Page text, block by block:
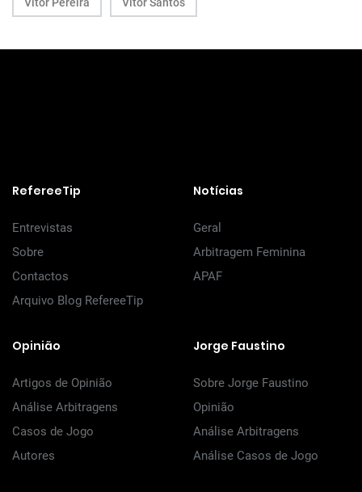
RefereeTip
Entrevistas
Sobre
Contactos
Arquivo Blog RefereeTip
Notícias
Geral
Arbitragem Feminina
APAF
Opinião
Artigos de Opinião
Análise Arbitragens
Casos de Jogo
Autores
Jorge Faustino
Sobre Jorge Faustino
Opinião
Análise Arbitragens
Análise Casos de Jogo